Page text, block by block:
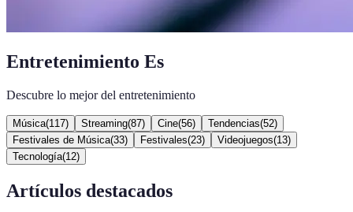
Entretenimiento Es
Descubre lo mejor del entretenimiento
Música(117) Streaming(87) Cine(56) Tendencias(52)
Festivales de Música(33) Festivales(23) Videojuegos(13)
Tecnología(12)
Artículos destacados